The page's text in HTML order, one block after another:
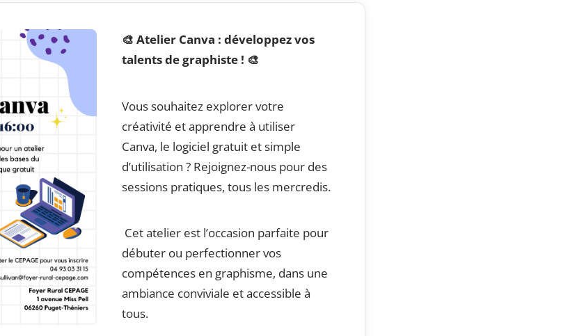
🎨 Atelier Canva : développez vos
talents de graphiste ! 🎨
Vous souhaitez explorer votre
créativité et apprendre à utiliser
Canva, le logiciel gratuit et simple
d’utilisation ? Rejoignez-nous pour des
sessions pratiques, tous les mercredis.
Cet atelier est l’occasion parfaite pour
débuter ou perfectionner vos
compétences en graphisme, dans une
ambiance conviviale et accessible à
tous.